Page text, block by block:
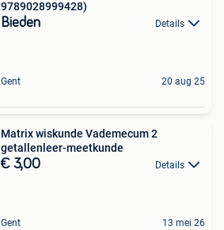
9789028999428)
Bieden Details
Gent 20 aug 25
Matrix wiskunde Vademecum 2
getallenleer-meetkunde
€ 3,00 Details
Gent 13 mei 26